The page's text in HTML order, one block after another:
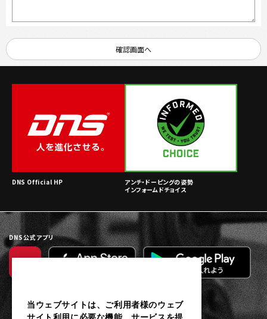
DNS Official HP
アンチ・ドーピングの姿勢
インフォームドチョイス
DNS公式アプリ
当ウェブサイトは、ご利用者様のウェブ
サイト利用に必要な機能、サービスを提